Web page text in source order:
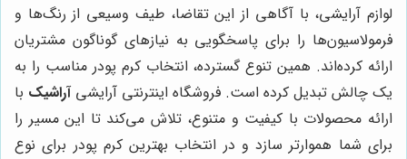
لوازم آرایشی، با آگاهی از این تقاضا، طیف وسیعی از رنگ‌ها و
فرمولاسیون‌ها را برای پاسخگویی به نیازهای گوناگون مشتریان
ارائه کرده‌اند. همین تنوع گسترده، انتخاب کرم پودر مناسب را به
یک چالش تبدیل کرده است. فروشگاه اینترنتی آرایشیآراشیک با
ارائه محصولات با کیفیت و متنوع، تلاش می‌کند تا این مسیر را
برای شما هموارتر سازد و در انتخاب بهترین کرم پودر برای نوع